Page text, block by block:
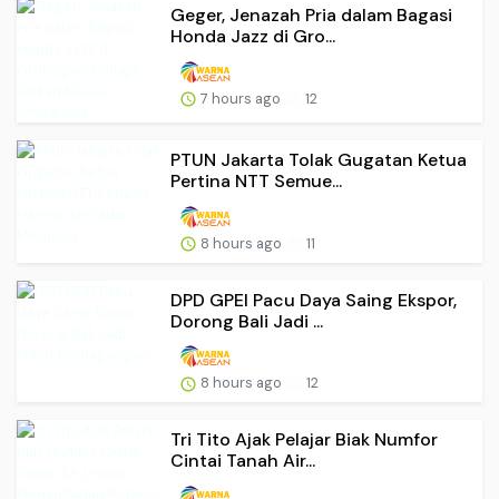
Geger, Jenazah Pria dalam Bagasi
Honda Jazz di Gro...
7 hours ago 12
PTUN Jakarta Tolak Gugatan Ketua
Pertina NTT Semue...
8 hours ago 11
DPD GPEI Pacu Daya Saing Ekspor,
Dorong Bali Jadi ...
8 hours ago 12
Tri Tito Ajak Pelajar Biak Numfor
Cintai Tanah Air...